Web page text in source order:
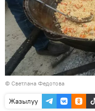
© Светлана Федотова
Жазылуу